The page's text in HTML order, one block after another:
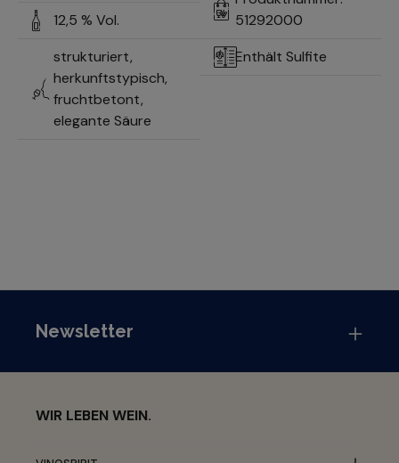
12,5 % Vol.
strukturiert,
herkunftstypisch,
fruchtbetont,
elegante Säure
51292000
Enthält Sulfite
Newsletter
WIR LEBEN WEIN.